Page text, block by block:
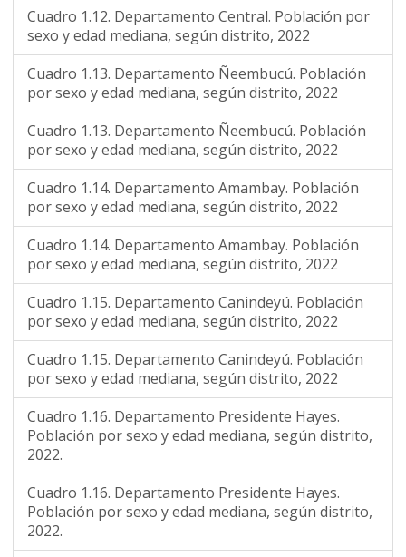
Cuadro 1.12. Departamento Central. Población por
sexo y edad mediana, según distrito, 2022
Cuadro 1.13. Departamento Ñeembucú. Población
por sexo y edad mediana, según distrito, 2022
Cuadro 1.13. Departamento Ñeembucú. Población
por sexo y edad mediana, según distrito, 2022
Cuadro 1.14. Departamento Amambay. Población
por sexo y edad mediana, según distrito, 2022
Cuadro 1.14. Departamento Amambay. Población
por sexo y edad mediana, según distrito, 2022
Cuadro 1.15. Departamento Canindeyú. Población
por sexo y edad mediana, según distrito, 2022
Cuadro 1.15. Departamento Canindeyú. Población
por sexo y edad mediana, según distrito, 2022
Cuadro 1.16. Departamento Presidente Hayes.
Población por sexo y edad mediana, según distrito,
2022.
Cuadro 1.16. Departamento Presidente Hayes.
Población por sexo y edad mediana, según distrito,
2022.